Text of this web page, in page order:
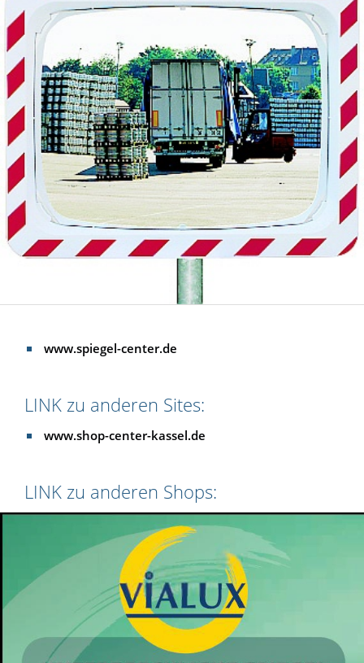
www.spiegel-center.de
LINK zu anderen Sites:
www.shop-center-kassel.de
LINK zu anderen Shops: